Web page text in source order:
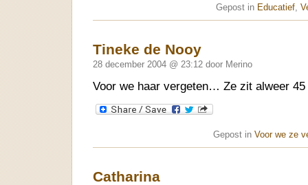
Gepost in Educatief
Tineke de Nooy
28 december 2004 @ 23:12 door Merino
Voor we haar vergeten… Ze zit alweer
Gepost in Voor we ze
Catharina